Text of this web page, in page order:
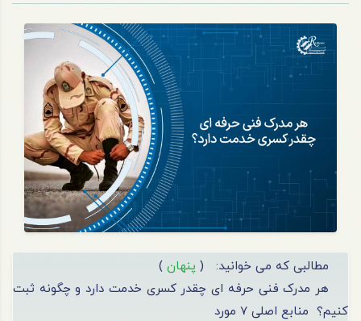
مطالبی که می خوانید: ( پنهان )
هر مدرک فنی حرفه ای چقدر کسری خدمت دارد و چگونه ثبت
کنیم؟ منابع اصلی 7 مورد